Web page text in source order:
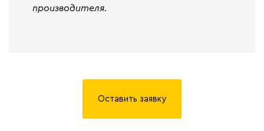
производителя.
Оставить заявку